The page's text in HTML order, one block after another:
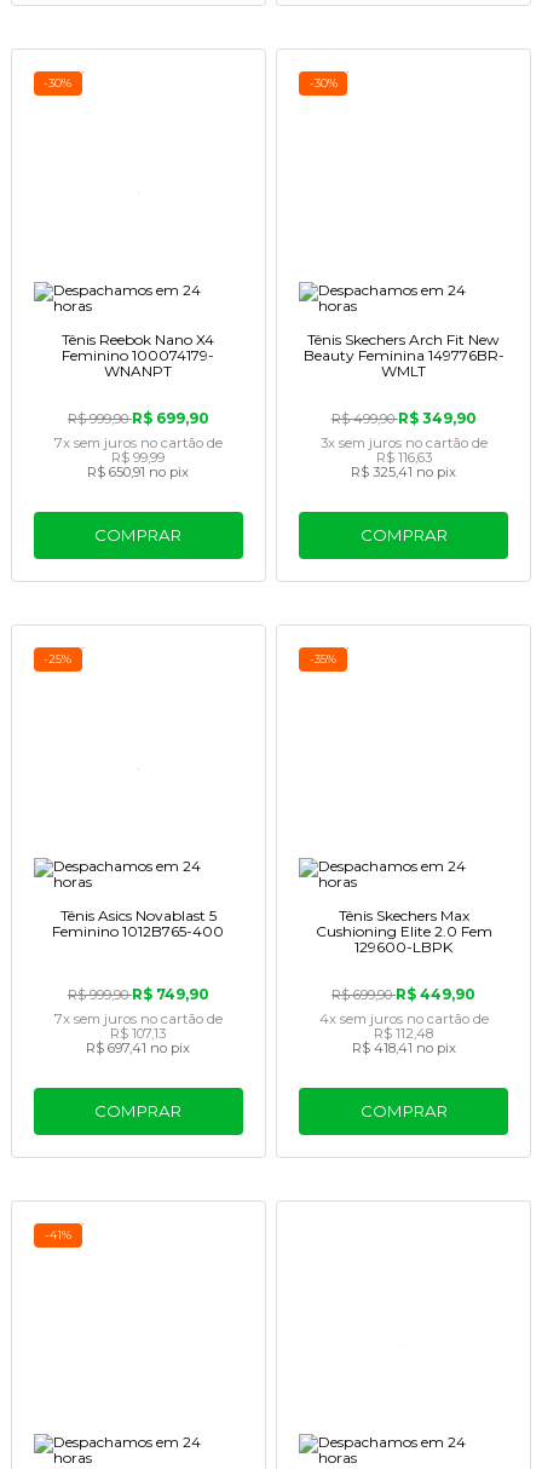
-30%
Tênis Reebok Nano X4
Feminino 100074179-
WNANPT
R$ 999,90R$ 699,90
7x sem juros no cartãode
R$ 99,99
R$ 650,91 no pix
COMPRAR
-30%
Tênis Skechers Arch Fit New
Beauty Feminina 149776BR-
WMLT
R$ 499,90R$ 349,90
3x sem juros no cartãode
R$ 116,63
R$ 325,41 no pix
COMPRAR
-25%
Tênis Asics Novablast 5
Feminino 1012B765-400
R$ 999,90R$ 749,90
7x sem juros no cartãode
R$ 107,13
R$ 697,41 no pix
COMPRAR
-35%
Tênis Skechers Max
Cushioning Elite 2.0 Fem
129600-LBPK
R$ 699,90R$ 449,90
4x sem juros no cartãode
R$ 112,48
R$ 418,41 no pix
COMPRAR
-41%